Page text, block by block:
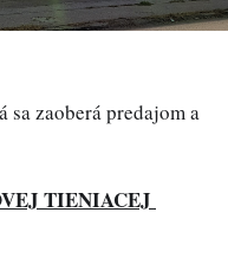
sa zaoberá predajom a
TIENIACEJ